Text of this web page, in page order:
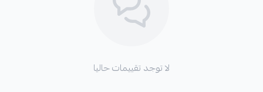
لا توجد تقييمات حاليا